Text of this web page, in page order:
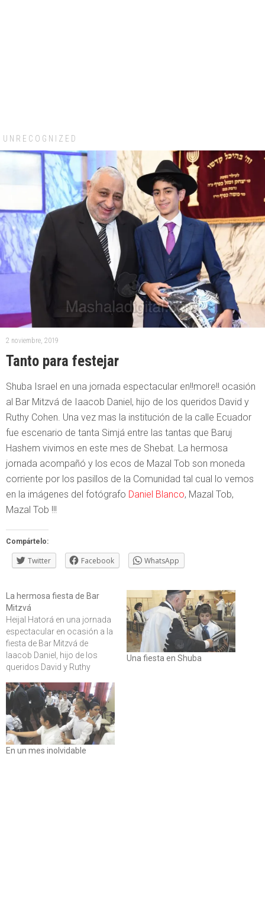
UNRECOGNIZED
2 noviembre, 2019
Tanto para festejar
Shuba Israel en una jornada espectacular en!!more!! ocasión
al Bar Mitzvá de Iaacob Daniel, hijo de los queridos David y
Ruthy Cohen. Una vez mas la institución de la calle Ecuador
fue escenario de tanta Simjá entre las tantas que Baruj
Hashem vivimos en este mes de Shebat. La hermosa
jornada acompañó y los ecos de Mazal Tob son moneda
corriente por los pasillos de la Comunidad tal cual lo vemos
en la imágenes del fotógrafo Daniel Blanco, Mazal Tob,
Mazal Tob !!!
Compártelo:
Twitter Facebook WhatsApp
La hermosa fiesta de Bar
Mitzvá
Heijal Hatorá en una jornada
espectacular en ocasión a la
fiesta de Bar Mitzvá de
Iaacob Daniel, hijo de los
queridos David y Ruthy
la institución de la calle
Ecuador fue escenario de
tanta Simjá entre las tantas
que Baruj Hashem vivimos
en este mes de…
Una fiesta en Shuba
En un mes inolvidable